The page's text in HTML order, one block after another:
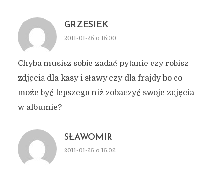
GRZESIEK
2011-01-25 o 15:00
Chyba musisz sobie zadać pytanie czy robisz
zdjęcia dla kasy i sławy czy dla frajdy bo co
może być lepszego niż zobaczyć swoje zdjęcia
w albumie?
SŁAWOMIR
2011-01-25 o 15:02